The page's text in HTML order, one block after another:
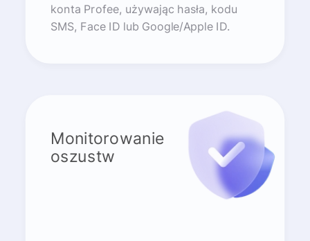
konta Profee, używając hasła, kodu
SMS, Face ID lub Google/Apple ID.
Monitorowanie
oszustw